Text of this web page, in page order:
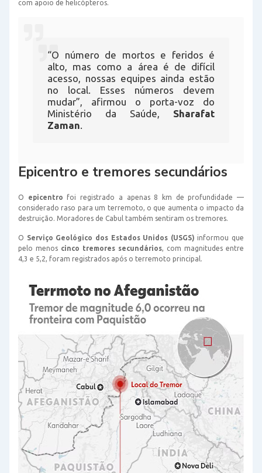
com apoio de helicópteros.
“O número de mortos e feridos é
alto, mas como a área é de difícil
acesso, nossas equipes ainda estão
no local. Esses números devem
mudar”, afirmou o porta-voz do
Ministério da Saúde, Sharafat
Zaman
Epicentro e tremores secundários
O epicentro foi registrado a apenas 8 km de profundidade —
considerado raso para um terremoto, o que aumenta o impacto da
destruição. Moradores de Cabul também sentiram os tremores.
O Serviço Geológico dos Estados Unidos (USGS) informou que
pelo menos cinco tremores secundários , com magnitudes entre
4,3 e 5,2, foram registrados após o terremoto principal.